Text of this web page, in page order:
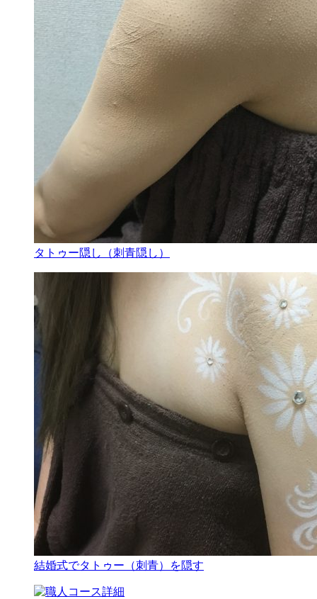
タトゥー隠し（刺青隠し）
結婚式でタトゥー（刺青）を隠す